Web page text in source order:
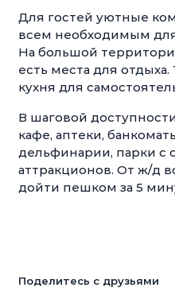
Для гостей уютные
всем необходимым
На большой
есть места для
кухня для
В шаговой
кафе, аптеки,
дельфинарии, парки с
аттракционов. От ж/д
дойти пешком за 5
Поделитесь с друзьями